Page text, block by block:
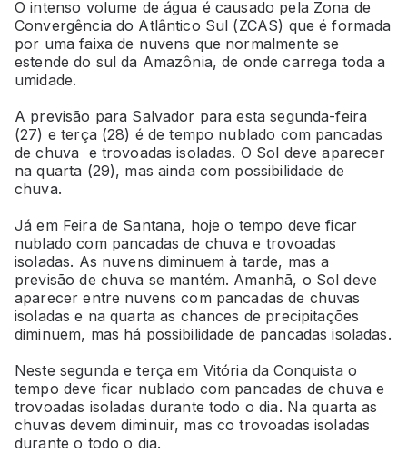
O intenso volume de água é causado pela Zona de
Convergência do Atlântico Sul (ZCAS) que é formada
por uma faixa de nuvens que normalmente se
estende do sul da Amazônia, de onde carrega toda a
umidade.
A previsão para Salvador para esta segunda-feira
(27) e terça (28) é de tempo nublado com pancadas
de chuva e trovoadas isoladas. O Sol deve aparecer
na quarta (29), mas ainda com possibilidade de
chuva.
Já em Feira de Santana, hoje o tempo deve ficar
nublado com pancadas de chuva e trovoadas
isoladas. As nuvens diminuem à tarde, mas a
previsão de chuva se mantém. Amanhã, o Sol deve
aparecer entre nuvens com pancadas de chuvas
isoladas e na quarta as chances de precipitações
diminuem, mas há possibilidade de pancadas isoladas.
Neste segunda e terça em Vitória da Conquista o
tempo deve ficar nublado com pancadas de chuva e
trovoadas isoladas durante todo o dia. Na quarta as
chuvas devem diminuir, mas co trovoadas isoladas
durante o todo o dia.